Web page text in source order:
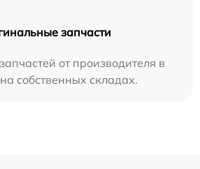
запчасти
от производителя в
собственных складах.